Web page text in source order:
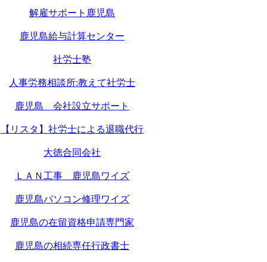
解雇サポート鹿児島
鹿児島給与計算センター
社労士塾
人事労務相談所:教えて社労士
鹿児島 会社設立サポート
【リスタ】社労士による退職代行
大徳合同会社
ＬＡＮ工事 鹿児島ワイズ
鹿児島パソコン修理ワイズ
鹿児島の在留資格申請専門家
鹿児島の相続専任行政書士